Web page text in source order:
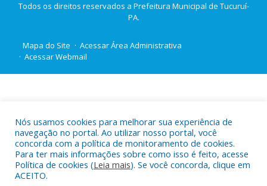
Todos os direitos reservados a Prefeitura Municipal de Tucuruí-
PA.
Mapa do Site
Acessar Área Administrativa
Acessar Webmail
Nós usamos cookies para melhorar sua experiência de
navegação no portal. Ao utilizar nosso portal, você
concorda com a política de monitoramento de cookies.
Para ter mais informações sobre como isso é feito, acesse
Política de cookies (Leia mais). Se você concorda, clique em
ACEITO.